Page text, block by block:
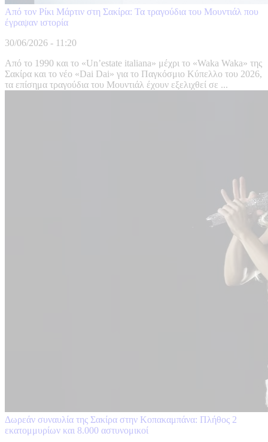
Από τον Ρίκι Μάρτιν στη Σακίρα: Τα τραγούδια του Μουντιάλ που
έγραψαν ιστορία
30/06/2026 - 11:20
Από το 1990 και το «Un’estate italiana» μέχρι το «Waka Waka» της
Σακίρα και το νέο «Dai Dai» για το Παγκόσμιο Κύπελλο του 2026,
τα επίσημα τραγούδια του Μουντιάλ έχουν εξελιχθεί σε ...
Δωρεάν συναυλία της Σακίρα στην Κοπακαμπάνα: Πλήθος 2
εκατομμυρίων και 8.000 αστυνομικοί